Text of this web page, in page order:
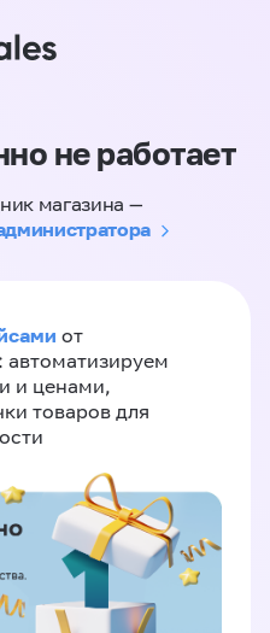
не работает
магазина —
от
автоматизируем
и ценами,
товаров для